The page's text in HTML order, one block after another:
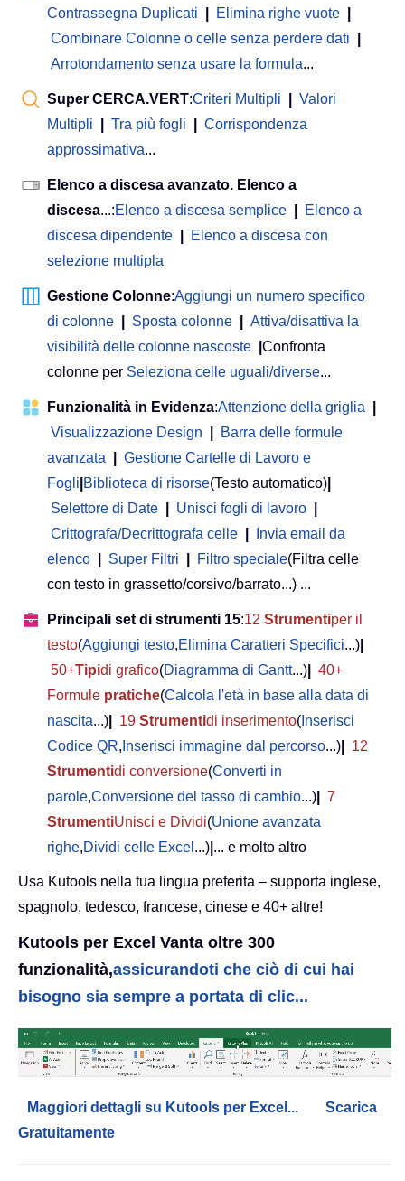
Contrassegna Duplicati
Elimina righe vuote
Combinare Colonne o celle senza perdere dati
Arrotondamento senza usare la formula...
Super CERCA.VERT:Criteri Multipli
Valori
Multipli
Tra più fogli
Corrispondenza
approssimativa...
Elenco a discesa avanzato. Elenco a
discesa...:Elenco a discesa semplice
Elenco a
discesa dipendente
Elenco a discesa con
selezione multipla
Gestione Colonne:Aggiungi un numero specifico
di colonne
Sposta colonne
Attiva/disattiva la
visibilità delle colonne nascoste
Confronta
colonne per Seleziona celle uguali/diverse...
Funzionalità in Evidenza:Attenzione della griglia
Visualizzazione Design
Barra delle formule
avanzata
Gestione Cartelle di Lavoro e
Fogli Biblioteca di risorse(Testo automatico)
Selettore di Date
Unisci fogli di lavoro
Crittografa/Decrittografa celle
Invia email da
elenco
Super Filtri Filtro speciale(Filtra celle
con testo in grassetto/corsivo/barrato...) ...
Principali set di strumenti 15:12 Strumentiper il
testo(Aggiungi testo,Elimina Caratteri Specifici...)
50+Tipidi grafico(Diagramma di Gantt...)
40+
Formule pratiche(Calcola l'età in base alla data di
nascita...) 19 Strumentidi inserimento( Inserisci
Codice QR, Inserisci immagine dal percorso...)
12
Strumentidi conversione(Converti in
parole,Conversione del tasso di cambio...)
7
StrumentiUnisci e Dividi(Unione avanzata
righe,Dividi celle Excel ...) ... e molto altro
Usa Kutools nella tua lingua preferita – supporta inglese,
spagnolo, tedesco, francese, cinese e 40+ altre!
Kutools per Excel Vanta oltre 300
funzionalità,assicurandoti che ciò di cui hai
bisogno sia sempre a portata di clic...
Maggiori dettagli su Kutools per Excel...
Scarica
Gratuitamente